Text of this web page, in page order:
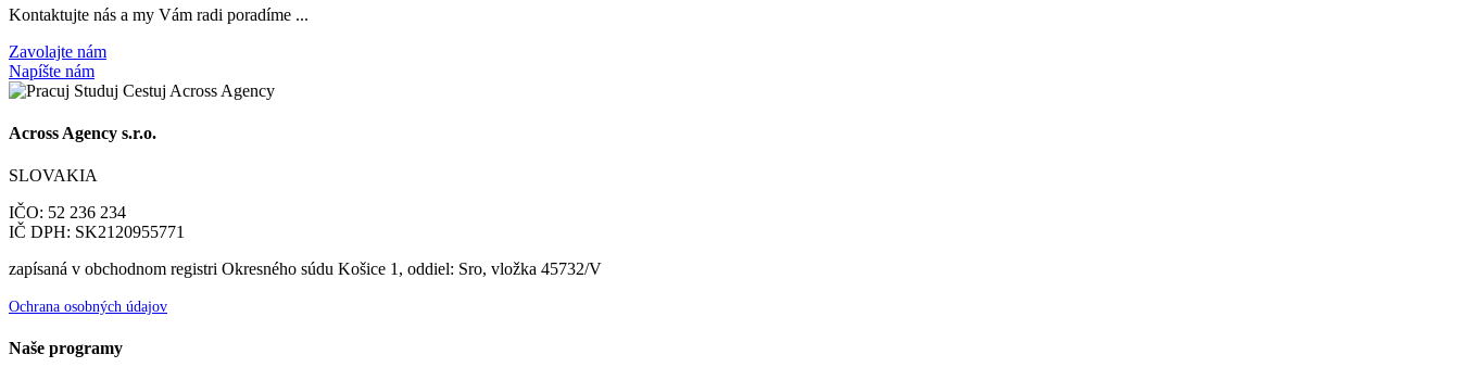
Kontaktujte nás a my Vám radi poradíme ...
Zavolajte nám
Napíšte nám
Across Agency s.r.o.
SLOVAKIA
IČO: 52 236 234
IČ DPH: SK2120955771
zapísaná v obchodnom registri Okresného súdu Košice 1, oddiel: Sro, vložka 45732/V
Ochrana osobných údajov
Naše programy